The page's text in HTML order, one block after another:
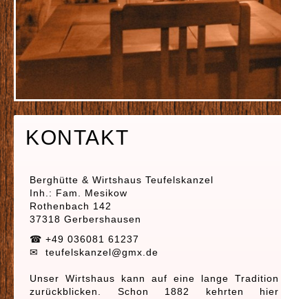
KONTAKT
Berghütte & Wirtshaus Teufelskanzel
Inh.: Fam. Mesikow
Rothenbach 142
37318 Gerbershausen
☎ +49 036081 61237
✉ teufelskanzel@gmx.de
Unser Wirtshaus kann auf eine lange Tradition
zurückblicken. Schon 1882 kehrten hier